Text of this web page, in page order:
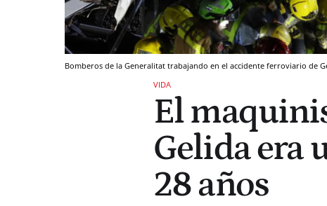
Bomberos de la Generalitat trabajando en el accidente ferroviario de
VIDA
El
Gelida era
28 años